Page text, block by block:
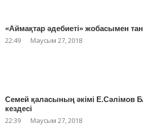
«Аймақтар әдебиеті» жобасымен
22:49 Маусым 27, 2018
Семей қаласының әкімі Е.Сәлімов
кездесі
22:39 Маусым 27, 2018